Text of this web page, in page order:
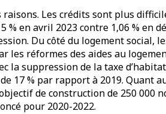
Les crédits sont plus
en avril 2023 contre 1,06 % en
Du côté du logement social,
les réformes des aides au
la suppression de la taxe
17 % par rapport à 2019. Quant
de construction de 250 000
pour 2020-2022.